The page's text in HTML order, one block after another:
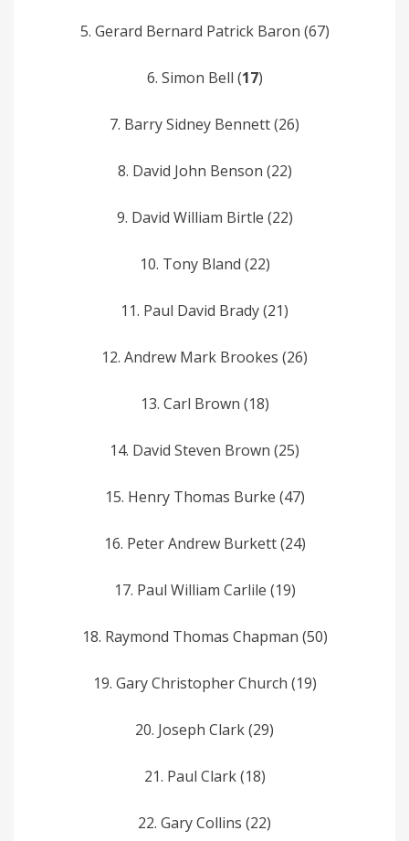
5. Gerard­ Bernard Patrick Baron­ (67)
6. Simon Bell (17)
7. Barry Sidney­ Bennett (26)
8. David John Benson (22)
9. David William Birtle (22)
10. Tony Bland (22)
11. Paul­ David Brady (21)
12. Andrew­ Mark­ Brookes (26)
13. Carl­ Brown­ (18)
14. David­­ Steven­ Brown (25)
15. Henry­­ Thomas Burke (47)
16. Peter­ Andrew­­ Burkett (24)
17. Paul­ William­­ Carlile (19)
18. Raymond­­ Thomas Chapman (50)
19. Gary­­ Christopher Church (19)
20. Joseph­ Clark­ (29)
21. Paul Clark­ (18)
22. Gary Collins (22)